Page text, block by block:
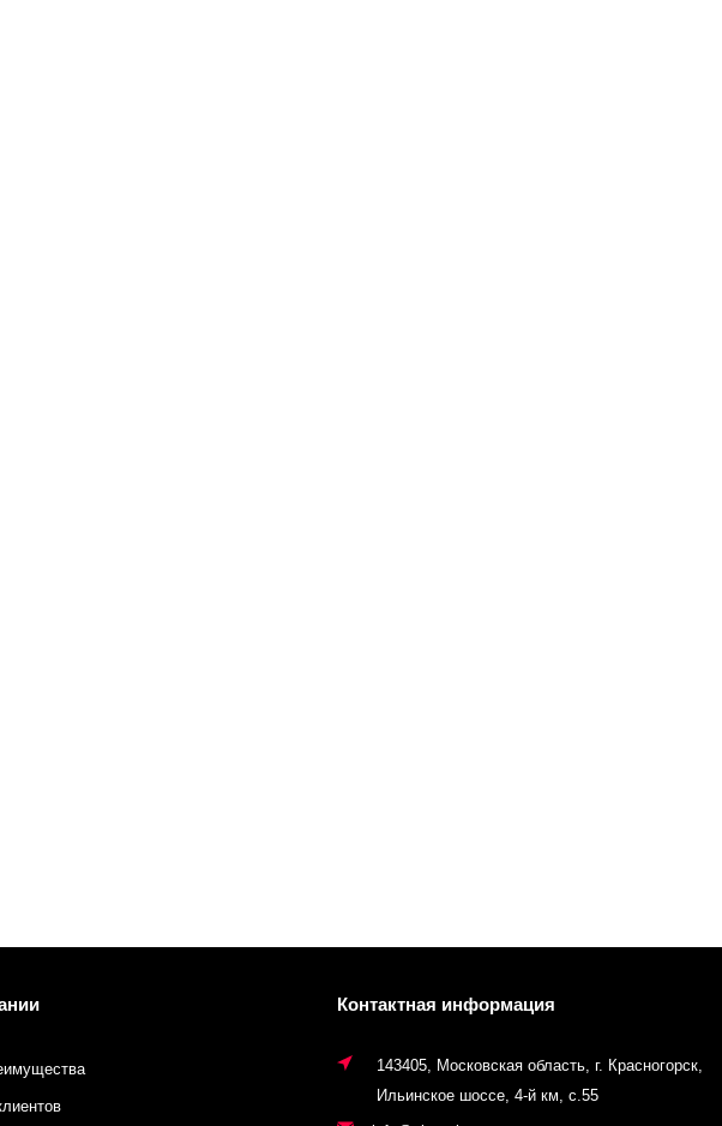
Контактная информация
143405, Московская область, г. Красногорск,
Ильинское шоссе, 4-й км, с.55